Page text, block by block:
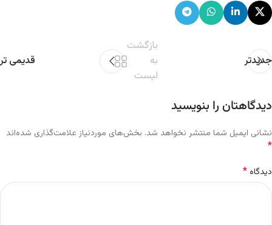
جدیدتر
بازگشت
به
لیست
قدیمی تر
دیدگاهتان را بنویسید
نشانی ایمیل شما منتشر نخواهد شد. بخش‌های موردنیاز علامت‌گذاری شده‌اند
*
دیدگاه*